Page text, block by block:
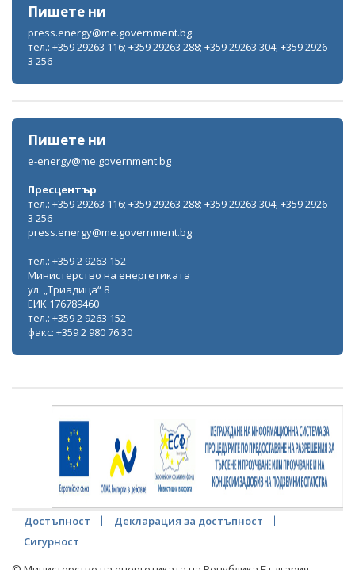
Пишете ни
press.energy@me.government.bg
тел.: +359 29263 116; +359 29263 288; +359 29263 304; +359 2926
3 256
Пишете ни
e-energy@me.government.bg
Пресцентър
тел.: +359 29263 116; +359 29263 288; +359 29263 304; +359 2926
3 256
press.energy@me.government.bg
тел.: +359 2 9263 152
Министерство на енергетиката
ул. „Триадица“ 8
ЕИК 176789460
тел.: +359 2 9263 152
факс: +359 2 980 76 30
Достъпност
Декларация за достъпност
Сигурност